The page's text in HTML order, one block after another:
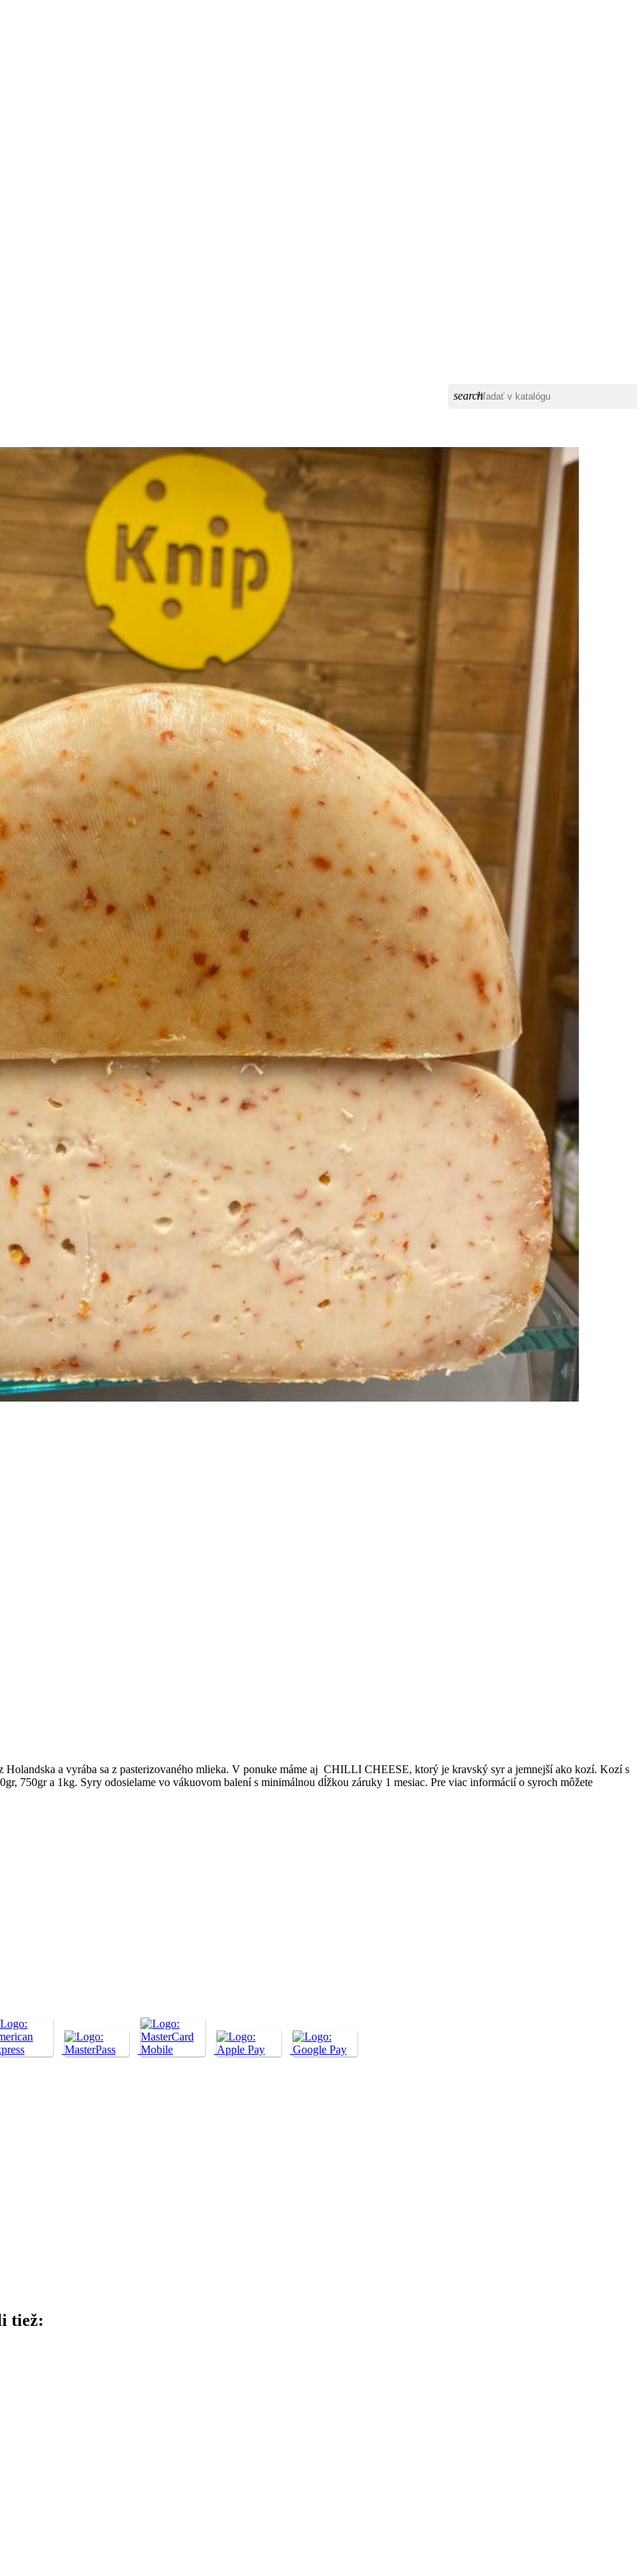
search
a vyrába sa z pasterizovaného mlieka. V ponuke máme aj CHILLI CHEESE, ktorý je kravský syr a jemnejší ako kozí. Kozí s
750gr a 1kg. Syry odosielame vo vákuovom balení s minimálnou dĺžkou záruky 1 mesiac. Pre viac informácií o syroch môžete
tiež: